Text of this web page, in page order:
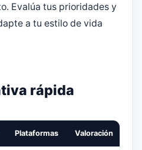
Evalúa tus prioridades y
a tu estilo de vida
rápida
Plataformas Valoración